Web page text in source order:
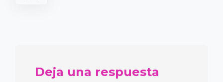
Deja una respuesta